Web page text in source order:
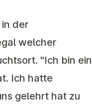
der
welcher
"Ich bin ein
Ich hatte
gelehrt hat zu